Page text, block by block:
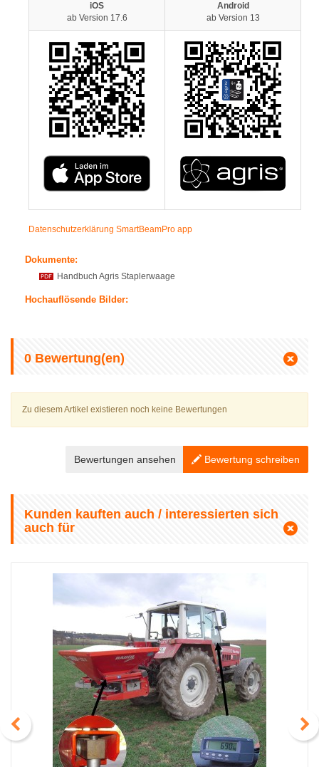
iOS
ab Version 17.6
Android
ab Version 13
Datenschutzerklärung SmartBeamPro app
Dokumente:
Handbuch Agris Staplerwaage
Hochauflösende Bilder:
0 Bewertung(en)
Zu diesem Artikel existieren noch keine Bewertungen
Bewertungen ansehen Bewertung schreiben
Kunden kauften auch / interessierten sich
auch für